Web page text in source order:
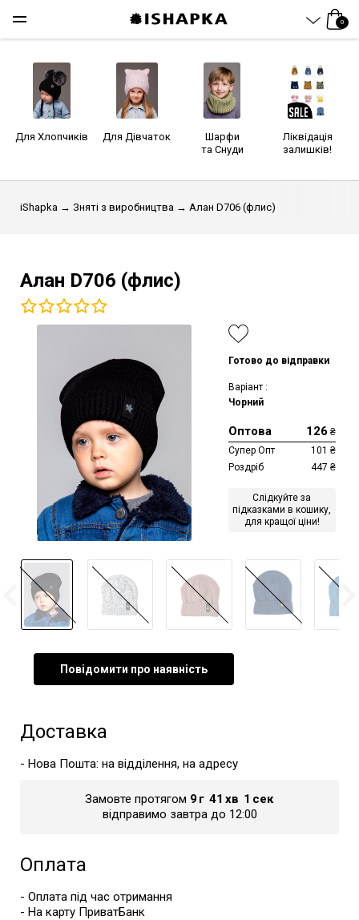
0
Для Хлопчиків Для Дівчаток
Шарфи
та Снуди
Ліквідація
залишків!
iShapka → Зняті з виробництва → Алан D706 (флис)
Алан D706 (флис)
Готово до відправки
Варіант :
Чорний
Оптова 126 ₴
Супер Опт
101 ₴
Роздріб
447 ₴
Слідкуйте за
підказками в кошику,
для кращої ціни!
Повідомити про наявність
Доставка
- Нова Пошта: на відділення, на адресу
Замовте протягом 9г 41 хв 1 сек
відправимо завтра до 12:00
Оплата
- Оплата під час отримання
- На карту ПриватБанк